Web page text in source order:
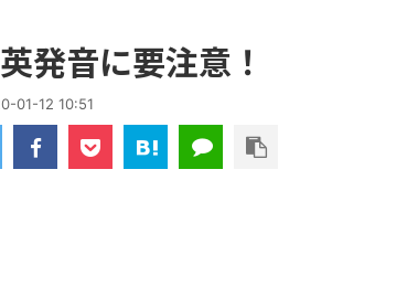
発音に要注意！
01-12 10:51